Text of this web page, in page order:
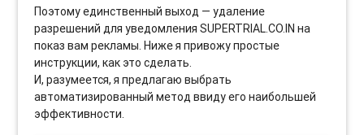
Поэтому единственный выход — удаление
разрешений для уведомления SUPERTRIAL.CO.IN на
показ вам рекламы. Ниже я привожу простые
инструкции, как это сделать.
И, разумеется, я предлагаю выбрать
автоматизированный метод ввиду его наибольшей
эффективности.